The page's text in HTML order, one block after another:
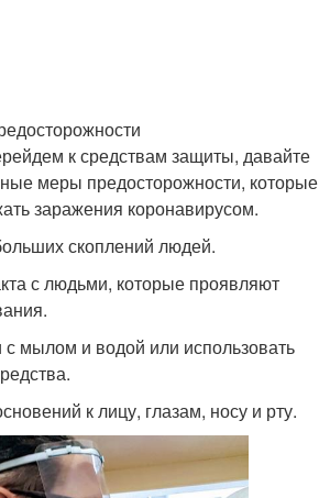
к средствам защиты, давайте
меры предосторожности, которые
заражения коронавирусом.
скоплений людей.
с людьми, которые проявляют
с мылом и водой или использовать
к лицу, глазам, носу и рту.